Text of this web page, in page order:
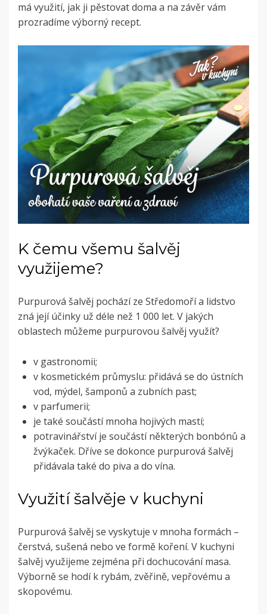
má využití, jak ji pěstovat doma a na závěr vám
prozradíme výborný recept.
K čemu všemu šalvěj
využijeme?
Purpurová šalvěj pochází ze Středomoří a lidstvo
zná její účinky už déle než 1 000 let. V jakých
oblastech můžeme purpurovou šalvěj využít?
v gastronomii;
v kosmetickém průmyslu: přidává se do ústních
vod, mýdel, šamponů a zubních past;
v parfumerii;
je také součástí mnoha hojivých mastí;
potravinářství je součástí některých bonbónů a
žvýkaček. Dříve se dokonce purpurová šalvěj
přidávala také do piva a do vína.
Využití šalvěje v kuchyni
Purpurová šalvěj se vyskytuje v mnoha formách –
čerstvá, sušená nebo ve formě koření. V kuchyni
šalvěj využijeme zejména při dochucování masa.
Výborně se hodí k rybám, zvěřině, vepřovému a
skopovému.